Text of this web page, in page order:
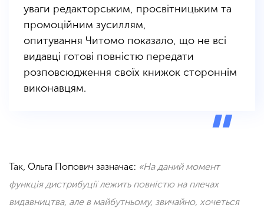
уваги редакторським, просвітницьким та
промоційним зусиллям,
опитування Читомо показало, що не всі
видавці готові повністю передати
розповсюдження своїх книжок стороннім
виконавцям.
Так, Ольга Попович зазначає: «На даний момент
функція дистрибуції лежить повністю на плечах
видавництва, але в майбутньому, звичайно, хочеться